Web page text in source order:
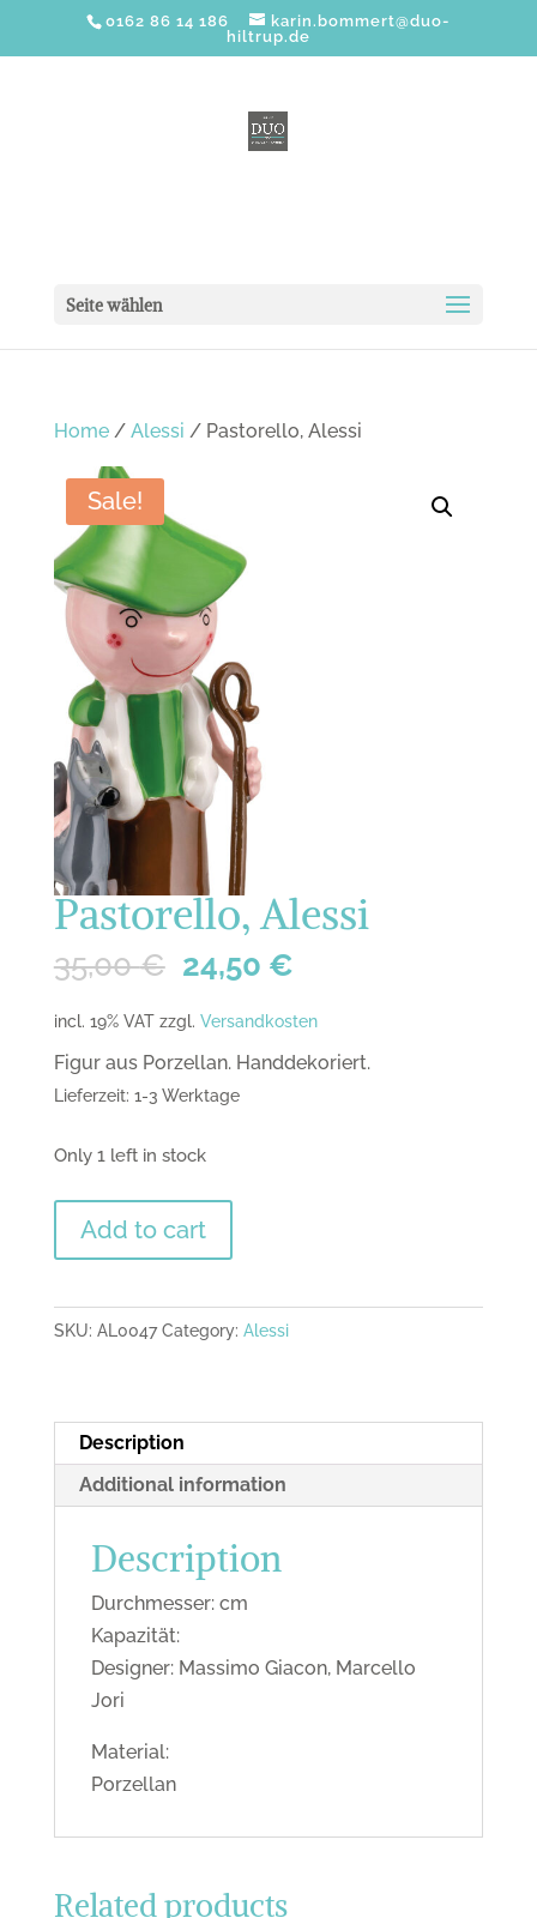
0162 86 14 186
karin.bommert@duo-
hiltrup.de
Seite wählen
Home/ Alessi / Pastorello, Alessi
Sale!
Pastorello, Alessi
35,00€ 24,50 €
incl. 19% VAT zzgl. Versandkosten
Figur aus Porzellan. Handdekoriert.
Lieferzeit: 1-3 Werktage
Only 1 left in stock
Add to cart
SKU: AL0047 Category: Alessi
Description
Additional information
Description
Durchmesser: cm
Kapazität:
Designer: Massimo Giacon, Marcello
Jori
Material:
Porzellan
Related products